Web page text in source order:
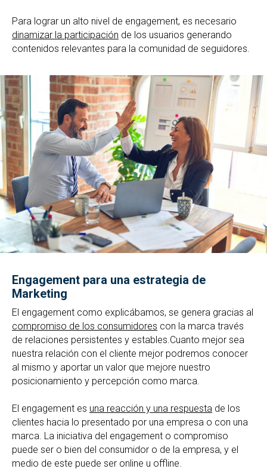
Para lograr un alto nivel de engagement, es necesario
dinamizar la participación de los usuarios generando
contenidos relevantes para la comunidad de seguidores.
Engagement para una estrategia de
Marketing
El engagement como explicábamos, se genera gracias al
compromiso de los consumidores con la marca través
de relaciones persistentes y estables.Cuanto mejor sea
nuestra relación con el cliente mejor podremos conocer
al mismo y aportar un valor que mejore nuestro
posicionamiento y percepción como marca.
El engagement es una reacción y una respuesta de los
clientes hacia lo presentado por una empresa o con una
marca. La iniciativa del engagement o compromiso
puede ser o bien del consumidor o de la empresa, y el
medio de este puede ser online u offline.